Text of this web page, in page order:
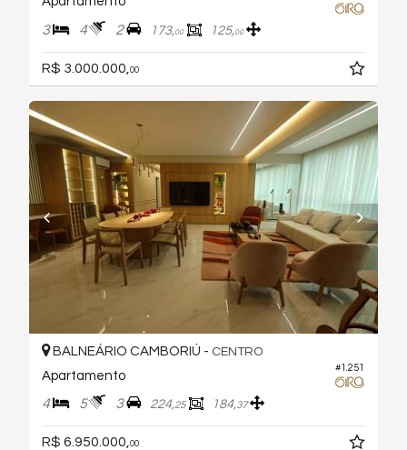
3 4 2 173,00 125,00
R$ 3.000.000,00
#1.251
BALNEÁRIO CAMBORIÚ - CENTRO
Apartamento
4 5 3 224,25 184,37
R$ 6.950.000, 00